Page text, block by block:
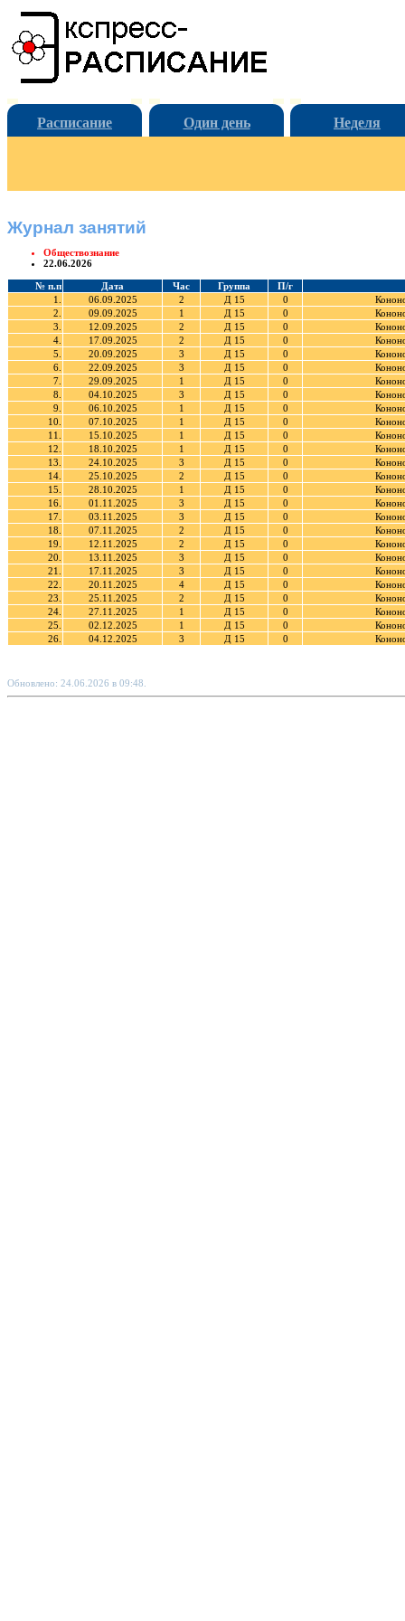
Расписание Один день Неделя
Журнал занятий
Обществознание
22.06.2026
№ п.п Дата Час Группа
П/г
1.
06.09.2025 2 Д 15 0
2.
09.09.2025 1 Д 15 0
3.
12.09.2025 2 Д 15 0
4.
17.09.2025 2 Д 15 0
5.
20.09.2025 3 Д 15 0
6.
22.09.2025 3 Д 15 0
7.
29.09.2025 1 Д 15 0
8.
04.10.2025 3 Д 15 0
9.
06.10.2025 1 Д 15 0
10.
07.10.2025 1 Д 15 0
11.
15.10.2025 1 Д 15 0
12.
18.10.2025 1 Д 15 0
13.
24.10.2025 3 Д 15 0
14.
25.10.2025 2 Д 15 0
15.
28.10.2025 1 Д 15 0
16.
01.11.2025 3 Д 15 0
17.
03.11.2025 3 Д 15 0
18.
07.11.2025 2 Д 15 0
19.
12.11.2025 2 Д 15 0
20.
13.11.2025 3 Д 15 0
21.
17.11.2025 3 Д 15 0
22.
20.11.2025 4 Д 15 0
23.
25.11.2025 2 Д 15 0
24.
27.11.2025 1 Д 15 0
25.
02.12.2025 1 Д 15 0
26.
04.12.2025 3 Д 15 0
Обновлено: 24.06.2026 в 09:48.